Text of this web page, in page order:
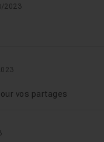
2023
vos partages